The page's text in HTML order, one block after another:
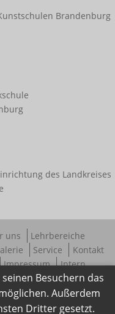
Brandenburg
des Landkreises
uns
Lehrbereiche
Service
Kontakt
Impressum Intern
Besuchern das
Außerdem
Dritter gesetzt.